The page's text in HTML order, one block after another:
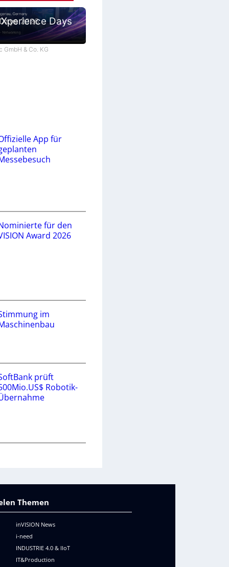
Days
GmbH & Co. KG
App für
für den
Award 2026
im
prüft
Robotik-
Themen
inVISION News
i-need
INDUSTRIE 4.0 & IIoT
IT&Production